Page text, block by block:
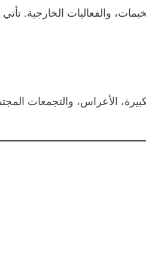
والفعاليات الخارجية.
الأعراس، والتجمعات